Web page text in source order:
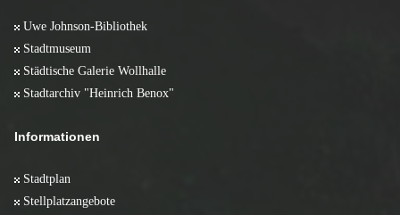
Uwe Johnson-Bibliothek
Stadtmuseum
Städtische Galerie Wollhalle
Stadtarchiv "Heinrich Benox"
Informationen
Stadtplan
Stellplatzangebote